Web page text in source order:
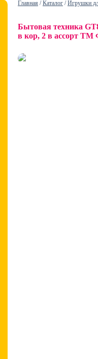
Главная /Каталог /Игрушки
Бытовая техника
в кор, 2 в ассорт